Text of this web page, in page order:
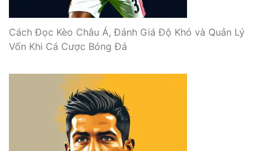
Cách Đọc Kèo Châu Á, Đánh Giá Độ Khó và Quản Lý
Vốn Khi Cá Cược Bóng Đá